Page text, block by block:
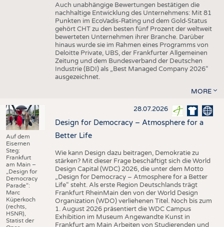
Auch unabhängige Bewertungen bestätigen die
nachhaltige Entwicklung des Unternehmens: Mit 81
Punkten im EcoVadis-Rating und dem Gold-Status
gehört CHT zu den besten fünf Prozent der weltweit
bewerteten Unternehmen ihrer Branche. Darüber
hinaus wurde sie im Rahmen eines Programms von
Deloitte Private, UBS, der Frankfurter Allgemeinen
Zeitung und dem Bundesverband der Deutschen
Industrie (BDI) als „Best Managed Company 2026“
ausgezeichnet.
MORE
Auf dem
Eisernen
Steg:
Frankfurt
am Main –
„Design for
Democracy
Parade“:
Marc
Küperkoch
(rechts,
HSNR),
Statist der
28.07.2026
Design for Democracy – Atmosphere for a
Better Life
Wie kann Design dazu beitragen, Demokratie zu
stärken? Mit dieser Frage beschäftigt sich die World
Design Capital (WDC) 2026, die unter dem Motto
„Design for Democracy – Atmosphere for a Better
Life“ steht. Als erste Region Deutschlands trägt
Frankfurt RheinMain den von der World Design
Organization (WDO) verliehenen Titel. Noch bis zum
1. August 2026 präsentiert die WDC Campus
Exhibition im Museum Angewandte Kunst in
Frankfurt am Main Arbeiten von Studierenden und